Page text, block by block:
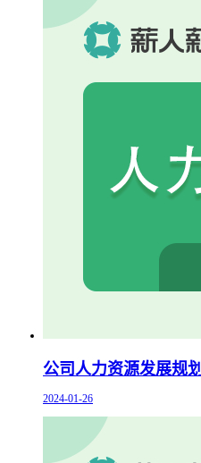
公司人力资源发展规划
2024-01-26